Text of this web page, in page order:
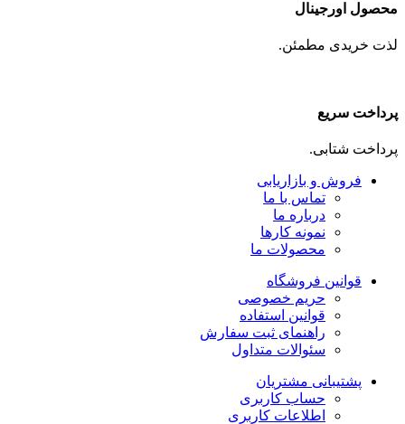
محصول اورجینال
لذت خریدی مطمئن.
پرداخت سریع
پرداخت شتابی.
فروش و بازاریابی
تماس با ما
درباره ما
نمونه کارها
محصولات ما
قوانین فروشگاه
حریم خصوصی
قوانین استفاده
راهنمای ثبت سفارش
سئوالات متداول
پشتیبانی مشتریان
حساب کاربری
اطلاعات کاربری